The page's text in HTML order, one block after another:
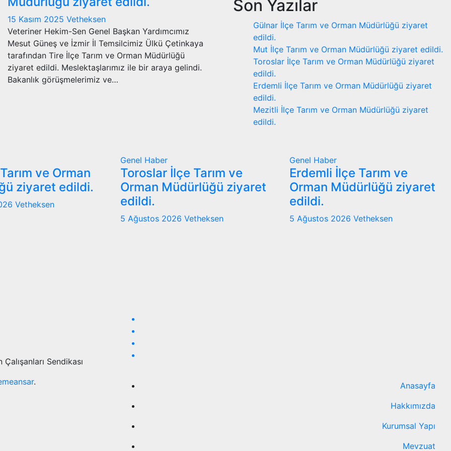
15 Kasım 2025 Vetheksen
Veteriner Hekim-Sen Genel Başkan Yardımcımız
Mesut Güneş ve İzmir İl Temsilcimiz Ülkü Çetinkaya
tarafından Tire İlçe Tarım ve Orman Müdürlüğü
ziyaret edildi. Meslektaşlarımız ile bir araya gelindi.
Bakanlık görüşmelerimiz ve…
Son Yazılar
Gülnar İlçe Tarım ve Orman Müdürlüğü ziyaret
edildi.
Mut İlçe Tarım ve Orman Müdürlüğü ziyaret edildi.
Toroslar İlçe Tarım ve Orman Müdürlüğü ziyaret
edildi.
Erdemli İlçe Tarım ve Orman Müdürlüğü ziyaret
edildi.
Mezitli İlçe Tarım ve Orman Müdürlüğü ziyaret
edildi.
ve Orman
ziyaret edildi.
Vetheksen
Genel Haber
Toroslar İlçe Tarım ve
Orman Müdürlüğü ziyaret
edildi.
5 Ağustos 2026 Vetheksen
Genel Haber
Erdemli İlçe Tarım ve
Orman Müdürlüğü ziyaret
edildi.
5 Ağustos 2026 Vetheksen
Sendikası
.
Anasayfa
Hakkımızda
Kurumsal Yapı
Mevzuat